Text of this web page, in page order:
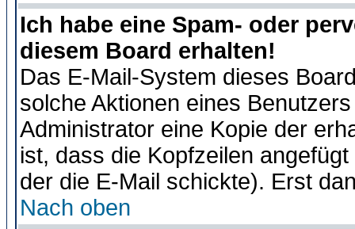
Ich habe eine Spam- oder
diesem Board erhalten!
Das E-Mail-System dieses
solche Aktionen eines
Administrator eine Kopie der
ist, dass die Kopfzeilen
der die E-Mail schickte). Erst
Nach oben